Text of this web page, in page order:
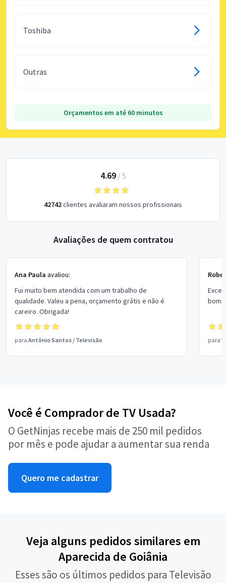
Toshiba
Outras
Orçamentos em até 60 minutos
4.69/ 5
42742clientes avaliaram nossos profissionais
Avaliações de quem contratou
Ana Paula avaliou:
Fui muito bem atendida com um trabalho de
qualidade. Valeu a pena, orçamento grátis e não é
careiro. Obrigada!
para Antônio Santos / Televisão
bom
para
Você é Comprador de TV Usada?
O GetNinjas recebe mais de 250 mil pedidos
por mês e pode ajudar a aumentar sua renda
Quero me cadastrar
Veja alguns pedidos similares em
Aparecida de Goiânia
Esses são os últimos pedidos para Televisão